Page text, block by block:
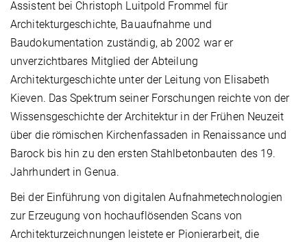
Assistent bei Christoph Luitpold Frommel für
Architekturgeschichte, Bauaufnahme und
Baudokumentation zuständig, ab 2002 war er
unverzichtbares Mitglied der Abteilung
Architekturgeschichte unter der Leitung von Elisabeth
Kieven. Das Spektrum seiner Forschungen reichte von der
Wissensgeschichte der Architektur in der Frühen Neuzeit
über die römischen Kirchenfassaden in Renaissance und
Barock bis hin zu den ersten Stahlbetonbauten des 19.
Jahrhundert in Genua.
Bei der Einführung von digitalen Aufnahmetechnologien
zur Erzeugung von hochauflösenden Scans von
Architekturzeichnungen leistete er Pionierarbeit, die